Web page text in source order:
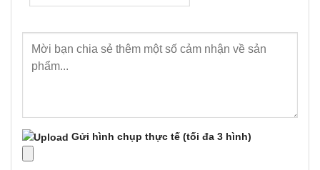
Gửi hình chụp thực tế (tối đa 3 hình)